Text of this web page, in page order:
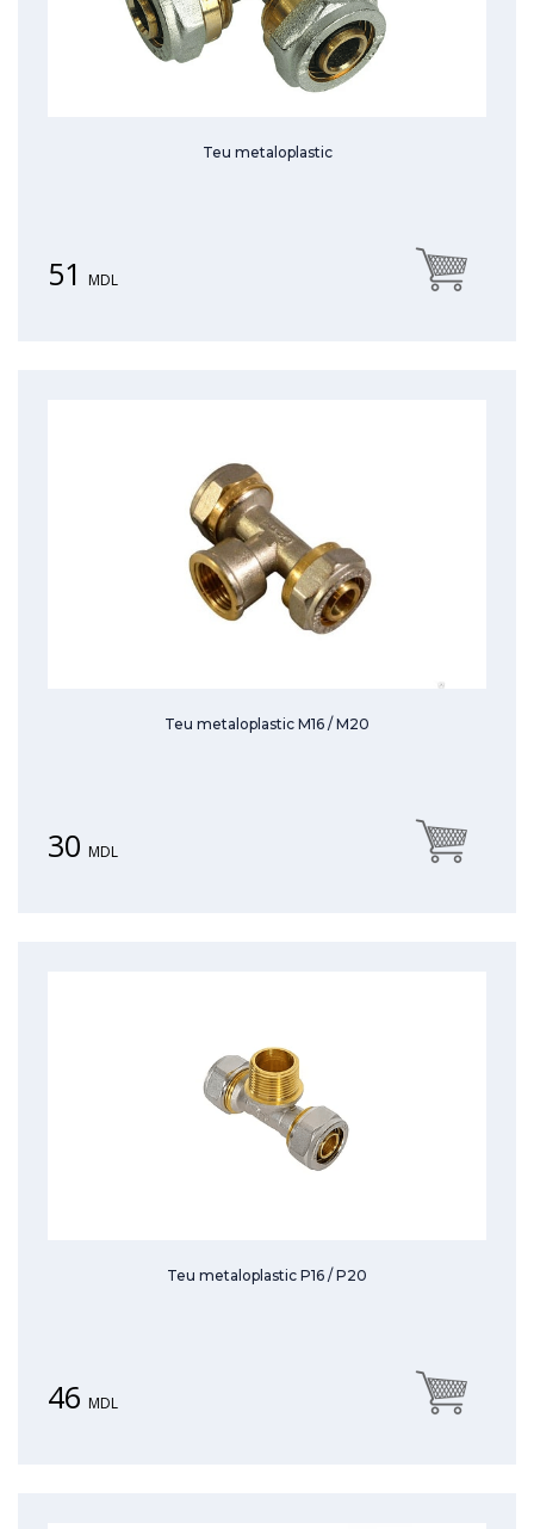
Teu metaloplastic
51 MDL
Teu metaloplastic М16 / М20
30 MDL
Teu metaloplastic P16 / P20
46 MDL